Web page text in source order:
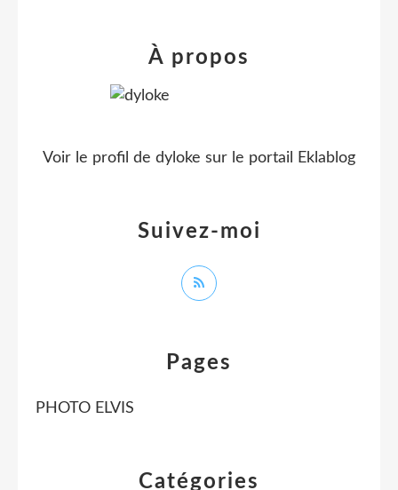
Catégories
Pages
PHOTO ELVIS
Suivez-moi
À propos
Voir le profil de dyloke sur le portail Eklablog